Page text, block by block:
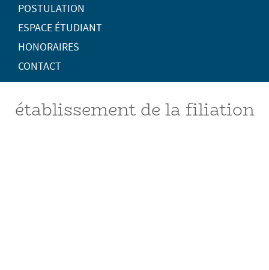
POSTULATION
ESPACE ÉTUDIANT
HONORAIRES
CONTACT
établissement de la filiation